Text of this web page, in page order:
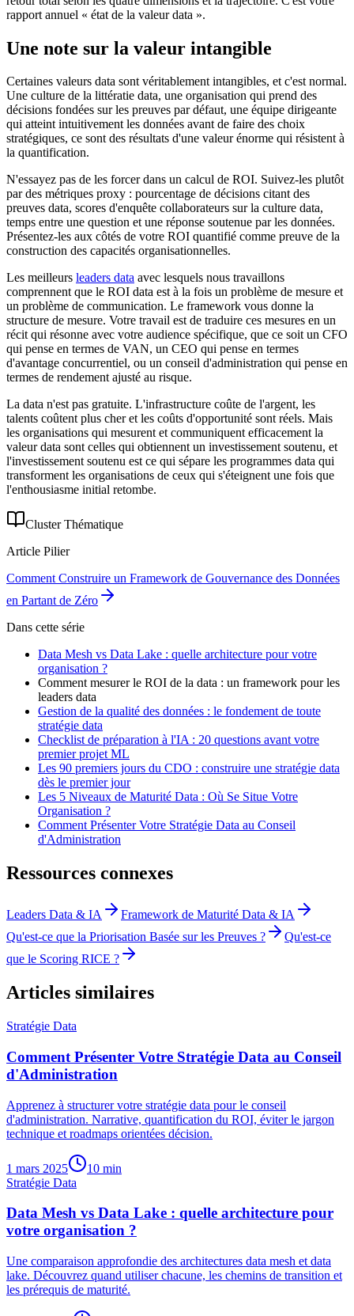
rapport annuel « état de la valeur data ».
Une note sur la valeur intangible
Certaines valeurs data sont véritablement intangibles, et c'est normal.
Une culture de la littératie data, une organisation qui prend des
décisions fondées sur les preuves par défaut, une équipe dirigeante
qui atteint intuitivement les données avant de faire des choix
stratégiques, ce sont des résultats d'une valeur énorme qui résistent à
la quantification.
N'essayez pas de les forcer dans un calcul de ROI. Suivez-les plutôt
par des métriques proxy : pourcentage de décisions citant des
preuves data, scores d'enquête collaborateurs sur la culture data,
temps entre une question et une réponse soutenue par les données.
Présentez-les aux côtés de votre ROI quantifié comme preuve de la
construction des capacités organisationnelles.
Les meilleurs leaders data avec lesquels nous travaillons
comprennent que le ROI data est à la fois un problème de mesure et
un problème de communication. Le framework vous donne la
structure de mesure. Votre travail est de traduire ces mesures en un
récit qui résonne avec votre audience spécifique, que ce soit un CFO
qui pense en termes de VAN, un CEO qui pense en termes
d'avantage concurrentiel, ou un conseil d'administration qui pense en
termes de rendement ajusté au risque.
La data n'est pas gratuite. L'infrastructure coûte de l'argent, les
talents coûtent plus cher et les coûts d'opportunité sont réels. Mais
les organisations qui mesurent et communiquent efficacement la
valeur data sont celles qui obtiennent un investissement soutenu, et
l'investissement soutenu est ce qui sépare les programmes data qui
transforment les organisations de ceux qui s'éteignent une fois que
l'enthousiasme initial retombe.
Cluster Thématique
Article Pilier
Comment Construire un Framework de Gouvernance des Données
en Partant de Zéro
Dans cette série
Data Mesh vs Data Lake : quelle architecture pour votre
organisation ?
Comment mesurer le ROI de la data : un framework pour les
leaders data
Gestion de la qualité des données : le fondement de toute
stratégie data
Checklist de préparation à l'IA : 20 questions avant votre
premier projet ML
Les 90 premiers jours du CDO : construire une stratégie data
dès le premier jour
Les 5 Niveaux de Maturité Data : Où Se Situe Votre
Organisation ?
Comment Présenter Votre Stratégie Data au Conseil
d'Administration
Ressources connexes
Leaders Data & IA
Framework de Maturité Data & IA
Qu'est-ce que la Priorisation Basée sur les Preuves ?
Qu'est-ce
que le Scoring RICE ?
Articles similaires
Stratégie Data
Comment Présenter Votre Stratégie Data au Conseil
d'Administration
Apprenez à structurer votre stratégie data pour le conseil
d'administration. Narrative, quantification du ROI, éviter le jargon
technique et roadmaps orientées décision.
1 mars 2025 10 min
Stratégie Data
Data Mesh vs Data Lake : quelle architecture pour
votre organisation ?
Une comparaison approfondie des architectures data mesh et data
lake. Découvrez quand utiliser chacune, les chemins de transition et
les prérequis de maturité.